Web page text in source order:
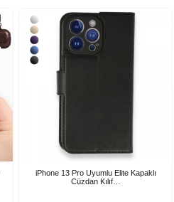
iPhone 13 Pro Uyumlu Elite Kapaklı
Cüzdan Kılıf…